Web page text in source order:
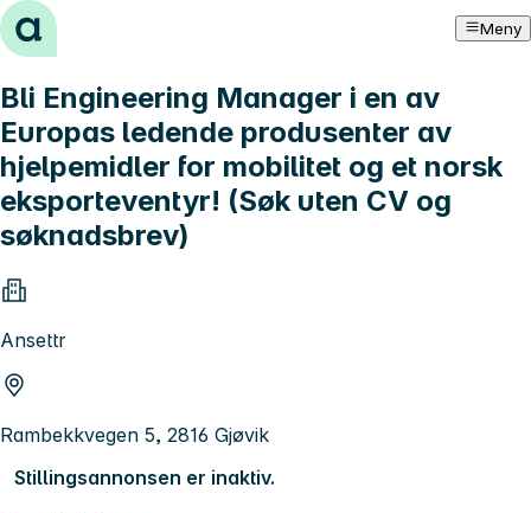
Hopp til innhold Meny
Bli Engineering Manager i en av
Europas ledende produsenter av
hjelpemidler for mobilitet og et norsk
eksporteventyr! (Søk uten CV og
søknadsbrev)
Ansettr
Rambekkvegen 5, 2816 Gjøvik
Stillingsannonsen er inaktiv.